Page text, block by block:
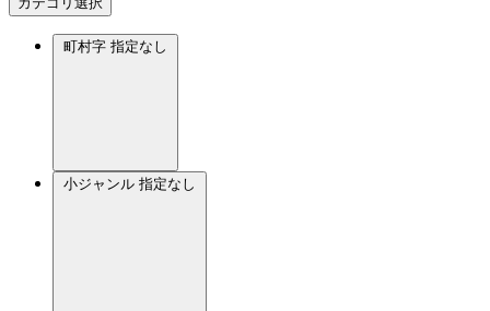
町村字 指定なし
小ジャンル 指定なし